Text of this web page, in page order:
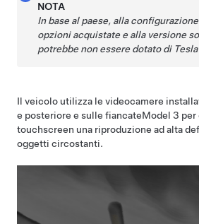
NOTA
In base al paese, alla
opzioni acquistate e alla versione
potrebbe non essere dotato di
Il veicolo utilizza le videocamere
e posteriore e sulle fiancateModel 3 per
touchscreen una riproduzione ad alta
oggetti circostanti.